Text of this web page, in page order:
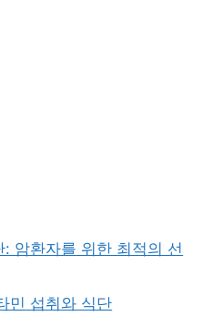
암환자를 위한 최적의 선
민 섭취와 식단